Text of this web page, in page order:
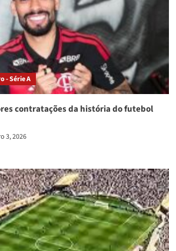
- Série A
contratações da história do futebol
3, 2026